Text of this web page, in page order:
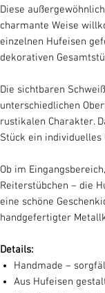
Diese
charmante Weise
einzelnen Hufeisen
dekorativen
Die sichtbaren
unterschiedlichen
rustikalen Charakter.
Stück ein individuelles
Ob im
Reiterstübchen – die
eine schöne
handgefertigter
Details:
Handmade –
Aus Hufeisen